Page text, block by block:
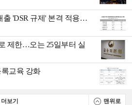
출 'DSR 규제' 본격 적용…
제한…오는 25일부터 실
교육 강화
더보기 맨위로